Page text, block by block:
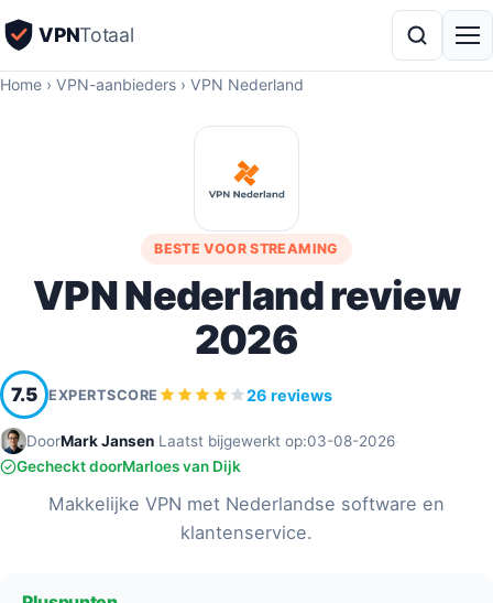
VPNTotaal
Home › VPN-aanbieders › VPN Nederland
BESTE VOOR STREAMING
VPN Nederland review
2026
7.5 EXPERTSCORE 26 reviews
DoorMark Jansen·Laatst bijgewerkt op:03-08-2026·
Gecheckt doorMarloes van Dijk
Makkelijke VPN met Nederlandse software en
klantenservice.